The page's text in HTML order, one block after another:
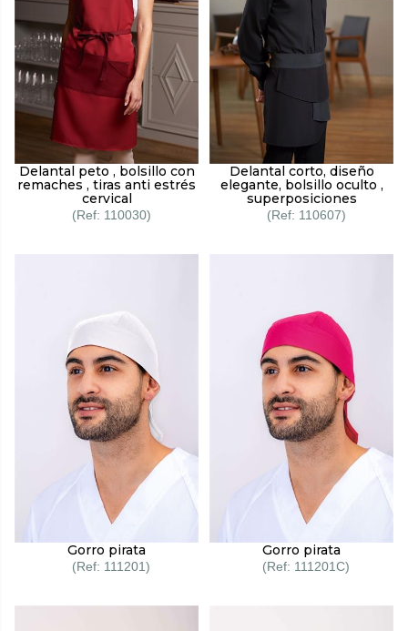
Delantal peto , bolsillo con
remaches , tiras anti estrés
cervical
110030
Delantal corto, diseño
elegante, bolsillo oculto ,
superposiciones
110607
Gorro pirata
111201
Gorro pirata
111201C